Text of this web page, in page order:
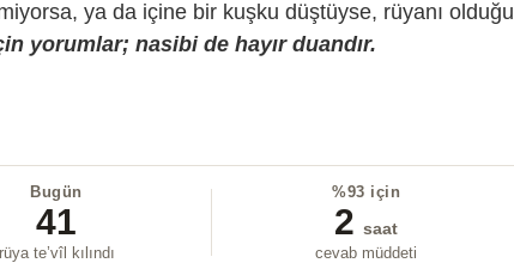
ya da içine bir kuşku düştüyse, rüyanı olduğu
yorumlar; nasibi de hayır duandır.
Bugün
41
rüya te’vîl kılındı
%93 için
2 saat
cevab müddeti